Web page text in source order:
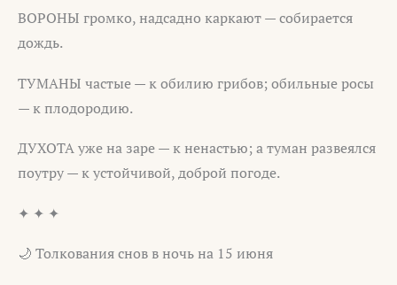
ВОРОНЫ громко, надсадно каркают — собирается
дождь.
ТУМАНЫ частые — к обилию грибов; обильные росы
— к плодородию.
ДУХОТА уже на заре — к ненастью; а туман развеялся
поутру — к устойчивой, доброй погоде.
✦ ✦ ✦
🌙 Толкования снов в ночь на 15 июня